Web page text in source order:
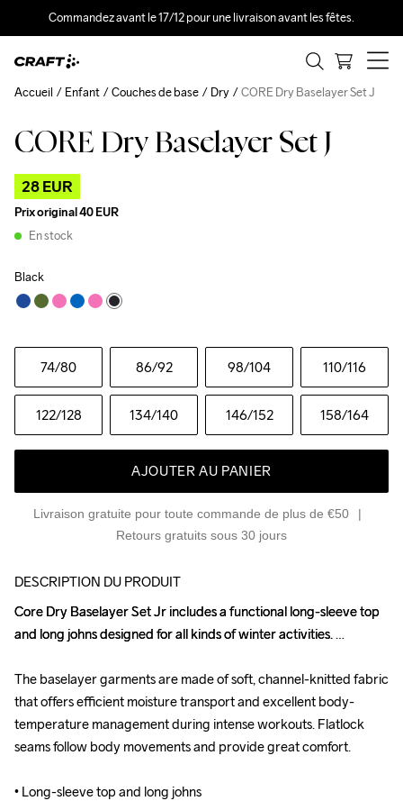
Commandez avant le 17/12 pour une livraison avant les fêtes.
CORE Dry Baselayer Set J
28 EUR
Prix original40 EUR
En stock
Black
74/80 86/92 98/104 110/116
122/128 134/140 146/152 158/164
AJOUTER AU PANIER
Livraison gratuite pour toute commande de plus de €50
Retours gratuits sous 30 jours
Accueil Enfant Couches de base Dry CORE Dry Baselayer Set J
Outlet
DESCRIPTION DU PRODUIT
Core Dry Baselayer Set Jr includes a functional long-sleeve top
and long johns designed for all kinds of winter activities.
The baselayer garments are made of soft, channel-knitted fabric
that offers efficient moisture transport and excellent body-
temperature management during intense workouts. Flatlock
seams follow body movements and provide great comfort.
• Long-sleeve top and long johns
Core Dry Baselayer Set Jr includes a functional long-sleeve top
and long johns designed for all kinds of winter activities.
The baselayer garments are made of soft, channel-knitted fabric
that offers efficient moisture transport and excellent body-
temperature management during intense workouts. Flatlock
seams follow body movements and provide great comfort.
• Long-sleeve top and long johns